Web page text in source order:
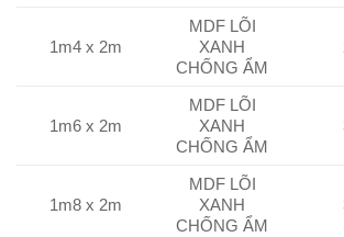
1m4 x 2m
MDF LÕI
XANH
CHỐNG ẨM
1m6 x 2m
MDF LÕI
XANH
CHỐNG ẨM
1m8 x 2m
MDF LÕI
XANH
CHỐNG ẨM